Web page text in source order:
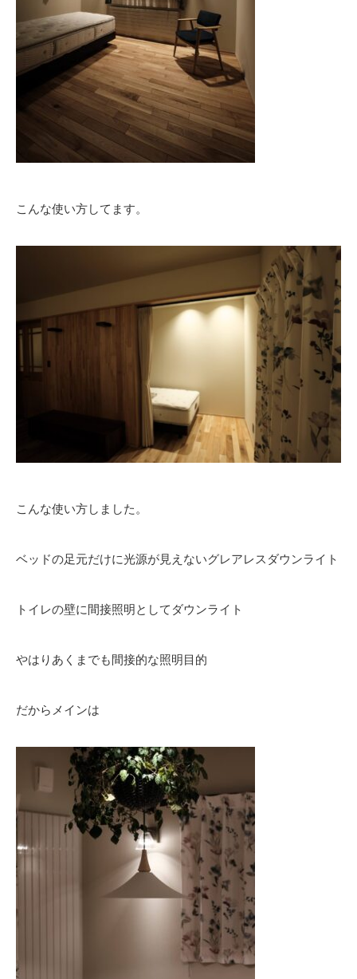
こんな使い方してます。
こんな使い方しました。
ベッドの足元だけに光源が見えないグレアレスダウンライト
トイレの壁に間接照明としてダウンライト
やはりあくまでも間接的な照明目的
だからメインは